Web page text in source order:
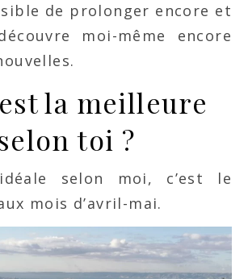
de prolonger encore et
moi-même encore
la meilleure
toi ?
selon moi, c’est le
mois d’avril-mai.